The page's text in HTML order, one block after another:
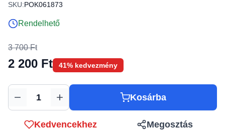
SKU:POK061873
Rendelhető
3 700 Ft
2 200 Ft 41% kedvezmény
Mennyiség Kosárba
Kedvencekhez Megosztás